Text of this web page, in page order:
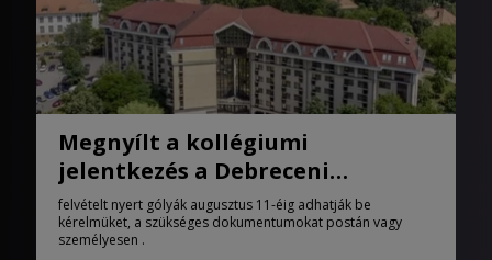
Megnyílt a kollégiumi
jelentkezés a Debreceni
Egyetemen
felvételt nyert gólyák augusztus 11-éig adhatják be
kérelmüket, a szükséges dokumentumokat postán vagy
személyesen .